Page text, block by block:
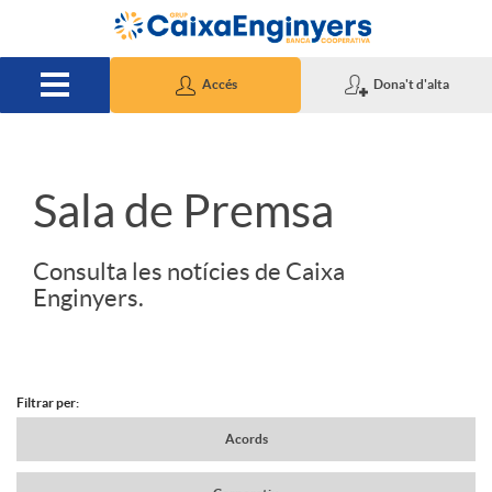
Salta al contingut principal
Accés Dona't d'alta
S
d
Sala de Premsa
Consulta les notícies de Caixa
Enginyers.
N
Filtrar per:
Acords